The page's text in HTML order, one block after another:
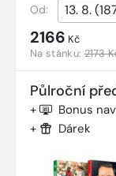
Od:
2166 Kč
Na stánku:2173
Půlroční
+ Bonus
+ Dárek